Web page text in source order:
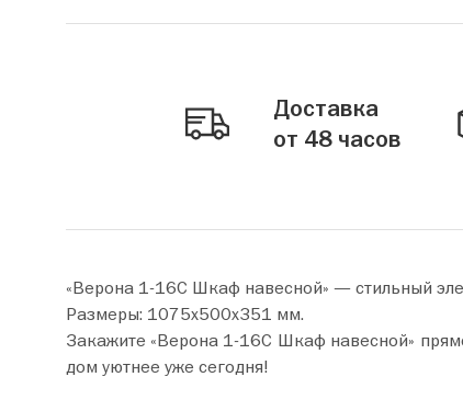
Доставка
от 48 часов
«Верона 1-16С Шкаф навесной» — стильный
Размеры: 1075х500х351 мм.
Закажите «Верона 1-16С Шкаф навесной» прямо сейчас по цене от 33 740 руб. Добавьте товар
дом уютнее уже сегодня!